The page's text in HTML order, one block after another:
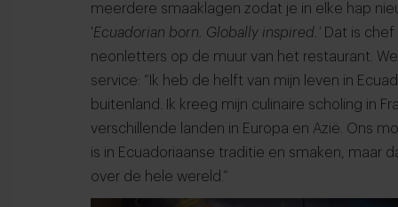
meerdere smaaklagen zodat je in elke hap
'Ecuadorian born. Globally inspired.' Dat is
neonletters op de muur van het restaurant.
service: “Ik heb de helft van mijn leven in
buitenland. Ik kreeg mijn culinaire scholing in
verschillende landen in Europa en Azië. Ons
is in Ecuadoriaanse traditie en smaken, maar
over de hele wereld.”